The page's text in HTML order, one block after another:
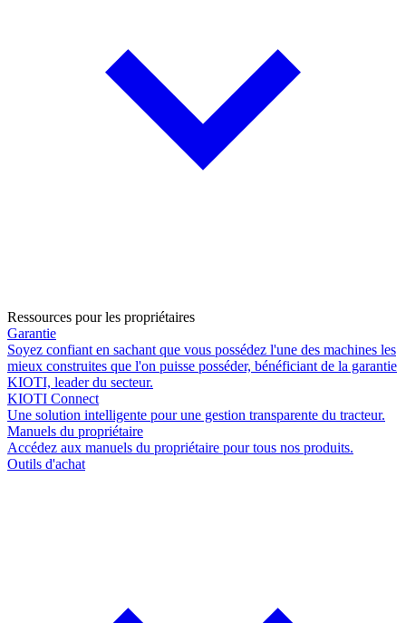
Ressources pour les propriétaires
Garantie
Soyez confiant en sachant que vous possédez l'une des machines les
mieux construites que l'on puisse posséder, bénéficiant de la garantie
KIOTI, leader du secteur.
KIOTI Connect
Une solution intelligente pour une gestion transparente du tracteur.
Manuels du propriétaire
Accédez aux manuels du propriétaire pour tous nos produits.
Outils d'achat